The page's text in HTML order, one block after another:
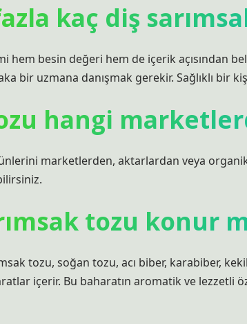
kaç diş
hem besin değeri hem de içerik açısından
bir uzmana danışmak gerekir. Sağlıklı bir
hangi
marketlerden, aktarlardan veya
tozu konur
tozu, soğan tozu, acı biber, karabiber,
içerir. Bu baharatın aromatik ve lezzetli